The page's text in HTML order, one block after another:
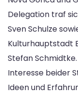
Delegation traf
Sven Schulze
Kulturhauptstadt
Stefan
Interesse beider
Ideen und